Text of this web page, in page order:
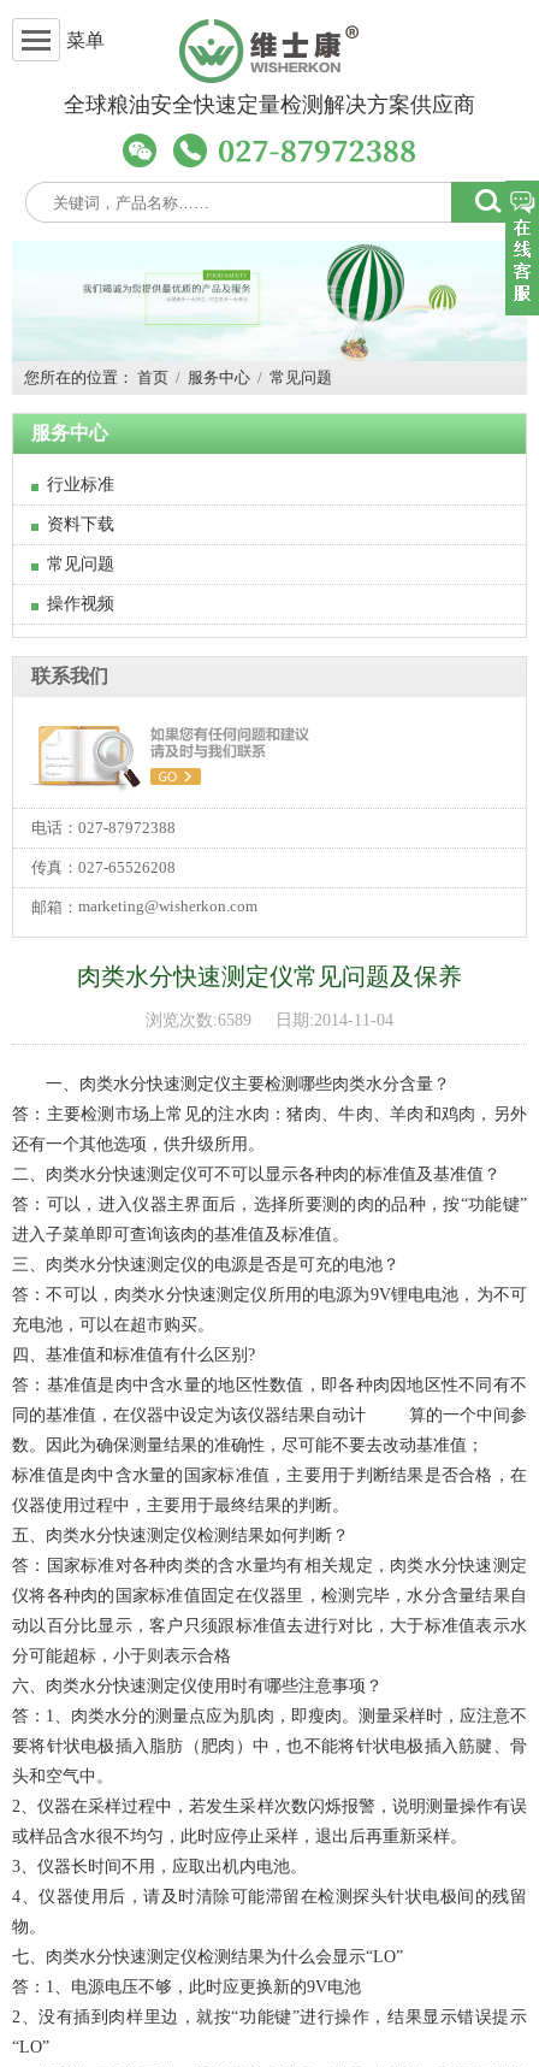
全球粮油安全快速定量检测解决方案供应商
菜单
您所在的位置： 首页 / 服务中心 / 常见问题
服务中心
行业标准
资料下载
常见问题
操作视频
联系我们
电话：027-87972388
传真：027-65526208
邮箱： marketing@wisherkon.com
肉类水分快速测定仪常见问题及保养
浏览次数:6589 日期:2014-11-04
一、肉类水分快速测定仪主要检测哪些肉类水分含量？
答：主要检测市场上常见的注水肉：猪肉、牛肉、羊肉和鸡肉，另外
还有一个其他选项，供升级所用。
二、肉类水分快速测定仪可不可以显示各种肉的标准值及基准值？
答：可以，进入仪器主界面后，选择所要测的肉的品种，按“功能键”
进入子菜单即可查询该肉的基准值及标准值。
三、肉类水分快速测定仪的电源是否是可充的电池？
答：不可以，肉类水分快速测定仪所用的电源为9V锂电电池，为不可
充电池，可以在超市购买。
四、基准值和标准值有什么区别?
答：基准值是肉中含水量的地区性数值，即各种肉因地区性不同有不
同的基准值，在仪器中设定为该仪器结果自动计 算的一个中间参
数。因此为确保测量结果的准确性，尽可能不要去改动基准值；
标准值是肉中含水量的国家标准值，主要用于判断结果是否合格，在
仪器使用过程中，主要用于最终结果的判断。
五、肉类水分快速测定仪检测结果如何判断？
答：国家标准对各种肉类的含水量均有相关规定，肉类水分快速测定
仪将各种肉的国家标准值固定在仪器里，检测完毕，水分含量结果自
动以百分比显示，客户只须跟标准值去进行对比，大于标准值表示水
分可能超标，小于则表示合格
六、肉类水分快速测定仪使用时有哪些注意事项？
答：1、肉类水分的测量点应为肌肉，即瘦肉。测量采样时，应注意不
要将针状电极插入脂肪（肥肉）中，也不能将针状电极插入筋腱、骨
头和空气中。
2、仪器在采样过程中，若发生采样次数闪烁报警，说明测量操作有误
或样品含水很不均匀，此时应停止采样，退出后再重新采样。
3、仪器长时间不用，应取出机内电池。
4、仪器使用后，请及时清除可能滞留在检测探头针状电极间的残留
物。
七、肉类水分快速测定仪检测结果为什么会显示“LO”
答：1、电源电压不够，此时应更换新的9V电池
2、没有插到肉样里边，就按“功能键”进行操作，结果显示错误提示
“LO”